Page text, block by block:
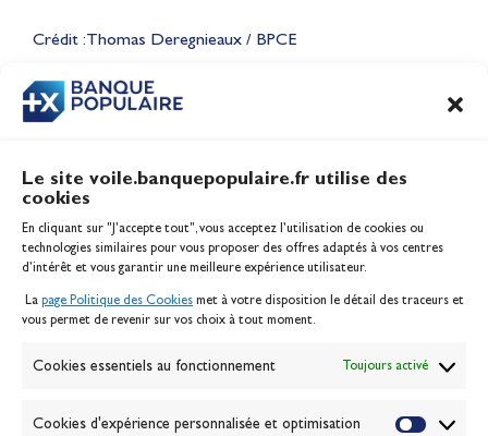
Le site voile.banquepopulaire.fr utilise des
cookies
En cliquant sur "J'accepte tout", vous acceptez l’utilisation de cookies ou
technologies similaires pour vous proposer des offres adaptés à vos centres
d’intérêt et vous garantir une meilleure expérience utilisateur.
La page Politique des Cookies met à votre disposition le détail des traceurs et
vous permet de revenir sur vos choix à tout moment.
Cookies essentiels au fonctionnement Toujours activé
Cookies d'expérience personnalisée et optimisation
Crédit : Thomas Deregnieaux / BPCE
CONTENU
Jeux Olympiques 2028
Inscription serveur média
Contact
Politique des cookies
Banque de la voile
Passion Voile TV